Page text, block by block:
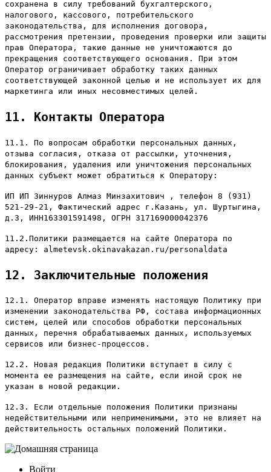
сохранена в силу требований бухгалтерского,
налогового, кассового, потребительского
законодательства, для исполнения договора,
рассмотрения претензии, проведения проверки или защиты
прав Оператора, такие данные не уничтожаются до
прекращения соответствующего основания. При этом
Оператор ограничивает обработку таких данных
соответствующей законной целью и не использует их для
маркетинга или иных несовместимых целей.
11. Контакты Оператора
11.1. По вопросам обработки персональных данных,
отзыва согласия, отказа от рассылки, уточнения,
блокирования, удаления или уничтожения персональных
данных субъект может обратиться к Оператору:
ИП ИП Зиннуров Алмаз Минзахитович , телефон 8 (931)
521-29-21, Фактический адрес г.Казань, ул. Шуртыгина,
д.3, ИНН163301591498, ОГРН 317169000042376
11.2.Политики размещается на сайте Оператора по
адресу: almetevsk.okinavakazan.ru/personaldata
12. Заключительные положения
12.1. Оператор вправе изменять настоящую Политику при
изменении законодательства РФ, состава информационных
систем, целей или способов обработки персональных
данных, перечня обрабатываемых данных, используемых
сервисов или бизнес-процессов.
12.2. Новая редакция Политики вступает в силу с
момента ее размещения на сайте, если иной срок не
указан в новой редакции.
12.3. Если отдельные положения Политики признаны
недействительными или неприменимыми, это не влияет на
действительность остальных положений Политики.
Войти